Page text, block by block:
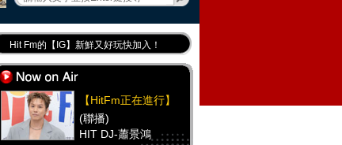
Hit Fm的【IG】新鮮又好玩快加入！
Hit Fm【FB臉書粉絲團】等你加入！
最專業《DJ推薦》好音樂千萬別錯過！
好康報報 最新優惠訊息都在這！
【HitFm正在進行】
(聯播)
HIT DJ-蕭景鴻